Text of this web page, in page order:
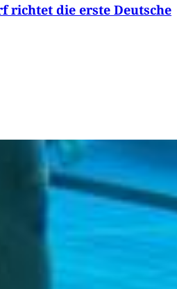
richtet die erste Deutsche